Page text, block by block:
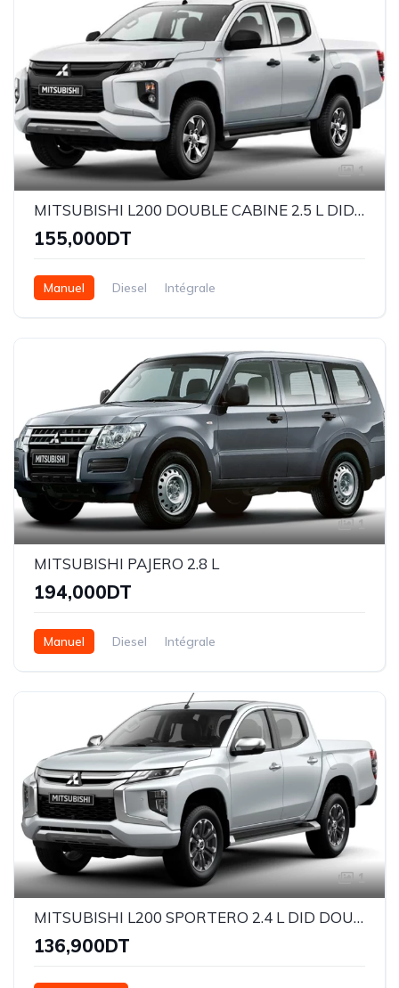
1
MITSUBISHI L200 DOUBLE CABINE 2.5 L DID GL
155,000DT
Manuel Diesel Intégrale
1
MITSUBISHI PAJERO 2.8 L
194,000DT
Manuel Diesel Intégrale
1
MITSUBISHI L200 SPORTERO 2.4 L DID DOUBLE CABINE
136,900DT